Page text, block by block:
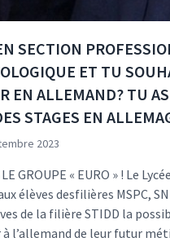
SECTION
ET TU
EN ALLEMAND? TU
STAGES EN
2023
GROUPE « EURO » ! Le
élèves desfilières MSPC,
de la filière STIDD la
l’allemand de leur futur